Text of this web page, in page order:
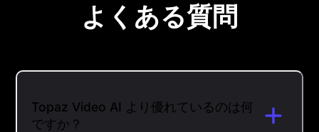
よくある質問
Topaz Video AI より優れているのは何
ですか？